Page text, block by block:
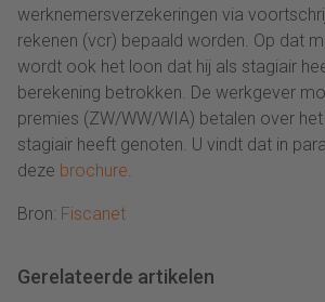
werknemersverzekeringen via
rekenen (vcr) bepaald worden. Op dat
wordt ook het loon dat hij als stagiair
berekening betrokken. De werkgever
premies (ZW/WW/WIA) betalen over
stagiair heeft genoten. U vindt dat in
deze brochure
Bron: Fiscanet
Gerelateerde artikelen